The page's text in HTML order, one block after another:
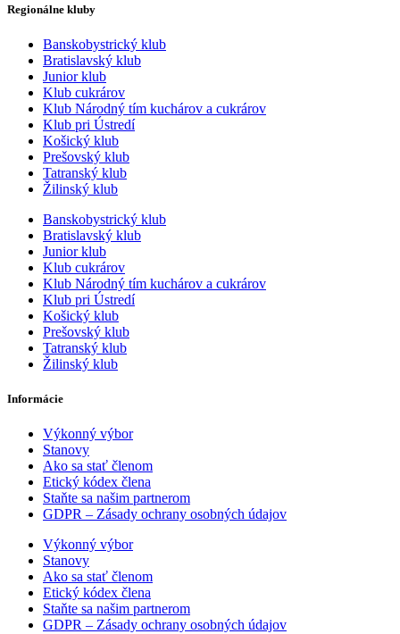
Regionálne kluby
Banskobystrický klub
Bratislavský klub
Junior klub
Klub cukrárov
Klub Národný tím kuchárov a cukrárov
Klub pri Ústredí
Košický klub
Prešovský klub
Tatranský klub
Žilinský klub
Banskobystrický klub
Bratislavský klub
Junior klub
Klub cukrárov
Klub Národný tím kuchárov a cukrárov
Klub pri Ústredí
Košický klub
Prešovský klub
Tatranský klub
Žilinský klub
Informácie
Výkonný výbor
Stanovy
Ako sa stať členom
Etický kódex člena
Staňte sa našim partnerom
GDPR – Zásady ochrany osobných údajov
Výkonný výbor
Stanovy
Ako sa stať členom
Etický kódex člena
Staňte sa našim partnerom
GDPR – Zásady ochrany osobných údajov